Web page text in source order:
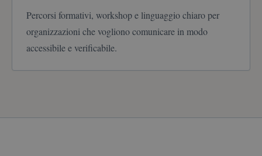
Percorsi formativi, workshop e linguaggio chiaro per
organizzazioni che vogliono comunicare in modo
accessibile e verificabile.